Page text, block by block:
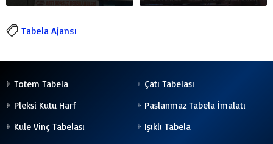
Tabela Ajansı
Totem Tabela
Çatı Tabelası
Pleksi Kutu Harf
Paslanmaz Tabela İmalatı
Kule Vinç Tabelası
Işıklı Tabela